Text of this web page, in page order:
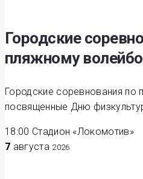
Городские
пляжному
Городские соревнования по
посвященные Дню
18:00 Стадион «Локомотив»
7 августа 2026